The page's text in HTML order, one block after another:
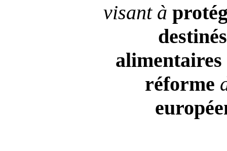
visant à
destinés
alimentaires
réforme